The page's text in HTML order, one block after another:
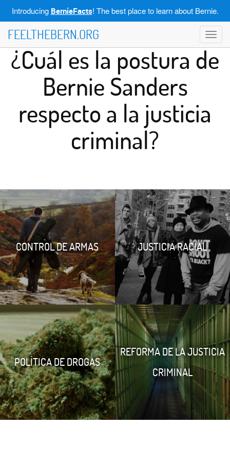
Introducing BernieFacts! The best place to learn about Bernie.
FEELTHEBERN.ORG
¿Cuál es la postura de
Bernie Sanders
respecto a la justicia
criminal?
CONTROL DE ARMAS JUSTICIA RACIAL
POLÍTICA DE DROGAS
REFORMA DE LA JUSTICIA
CRIMINAL